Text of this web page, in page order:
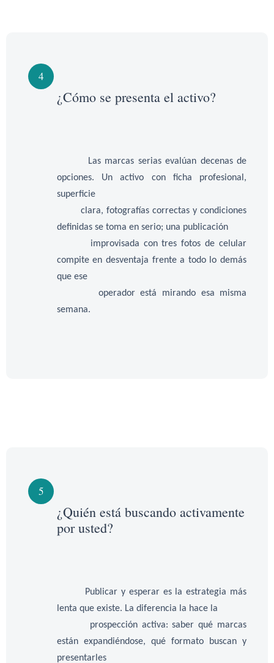
4
¿Cómo se presenta el activo?
Las marcas serias evalúan decenas de
opciones. Un activo con ficha profesional,
superficie
clara, fotografías correctas y condiciones
definidas se toma en serio; una publicación
improvisada con tres fotos de celular
compite en desventaja frente a todo lo demás
que ese
operador está mirando esa misma
semana.
5
¿Quién está buscando activamente
por usted?
Publicar y esperar es la estrategia más
lenta que existe. La diferencia la hace la
prospección activa: saber qué marcas
están expandiéndose, qué formato buscan y
presentarles